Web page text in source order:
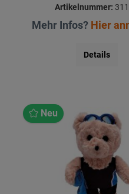
Artikelnummer:
Mehr Infos? Hier
Details
Neu